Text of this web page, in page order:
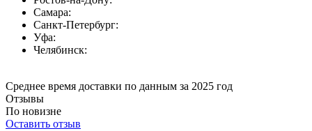
Самара:
Санкт-Петербург:
Уфа:
Челябинск:
Среднее время доставки по данным за 2025 год
Отзывы
По новизне
Оставить отзыв